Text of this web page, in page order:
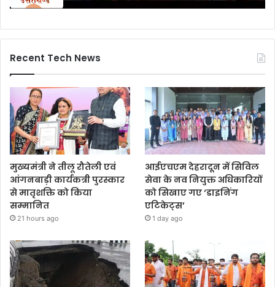
Recent Tech News
मुख्यमंत्री ने तीलू रौतेली एवं
आंगनबाड़ी कार्यकत्री पुरस्कार
से मातृशक्ति को किया
सम्मानित
21 hours ago
आईएचएम देहरादून में सिविल
सेवा के नव नियुक्त अधिकारियों
को सिखाए गए ‘डाइनिंग
एटिकेट्स’
1 day ago